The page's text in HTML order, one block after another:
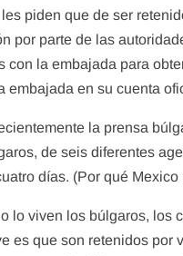
piden que de ser
por parte de las
con la embajada para
embajada en su cuenta
la prensa
de seis diferentes
días. (Por qué
lo viven los búlgaros, los
es que son retenidos por